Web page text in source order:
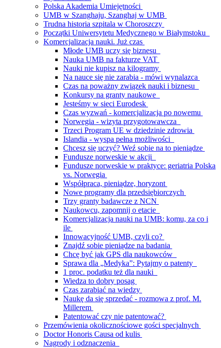
Polska Akademia Umiejętności
UMB w Szanghaju, Szanghaj w UMB
Trudna historia szpitala w Choroszczy
Początki Uniwersytetu Medycznego w Białymstoku
Komercjalizacja nauki. Już czas
Młode UMB uczy się biznesu
Nauka UMB na fakturze VAT
Nauki nie kupisz na kilogramy
Na nauce się nie zarabia - mówi wynalazca
Czas na poważny związek nauki i biznesu
Konkursy na granty naukowe
Jesteśmy w sieci Eurodesk
Czas wyzwań - komercjalizacja po nowemu
Norwegia - wizyta przygotowawcza
Trzeci Program UE w dziedzinie zdrowia
Islandia - wyspa pełna możliwości
Chcesz się uczyć? Weź sobie na to pieniądze
Fundusze norweskie w akcji
Fundusze norweskie w praktyce: geriatria Polska
vs. Norwegia
Współpraca, pieniądze, horyzont
Nowe programy dla przedsiębiorczych
Trzy granty badawcze z NCN
Naukowcu, zapomnij o etacie
Komercjalizacja nauki na UMB: komu, za co i
ile
Innowacyjność UMB, czyli co?
Znajdź sobie pieniądze na badania
Chcę być jak GPS dla naukowców
Sprawa dla „Medyka”: Pytajmy o patenty
1 proc. podatku też dla nauki
Wiedza to dobry posag
Czas zarabiać na wiedzy
Naukę da się sprzedać - rozmowa z prof. M.
Millerem
Patentować czy nie patentować?
Przemówienia okolicznościowe gości specjalnych
Doctor Honoris Causa od kulis
Nagrody i odznaczenia